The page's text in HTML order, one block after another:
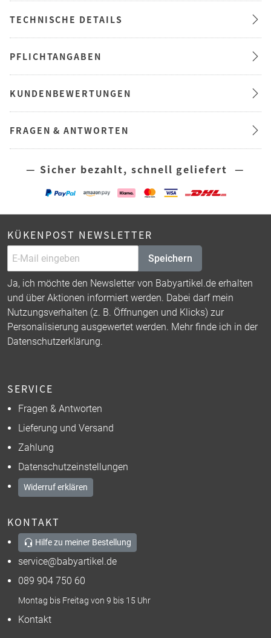
TECHNISCHE DETAILS
PFLICHTANGABEN
KUNDENBEWERTUNGEN
FRAGEN & ANTWORTEN
— Sicher bezahlt, schnell geliefert —
KÜKENPOST NEWSLETTER
Speichern
Ja, ich möchte den Newsletter von Babyartikel.de erhalten
und über Aktionen informiert werden. Dabei darf mein
Nutzungsverhalten (z. B. Öffnungen und Klicks) zur
Personalisierung ausgewertet werden. Mehr finde ich in der
Datenschutzerklärung.
SERVICE
Fragen & Antworten
Lieferung und Versand
Zahlung
Datenschutzeinstellungen
Widerruf erklären
KONTAKT
Hilfe zu meiner Bestellung
service@babyartikel.de
089 904 750 60
Montag bis Freitag von 9 bis 15 Uhr
Kontakt